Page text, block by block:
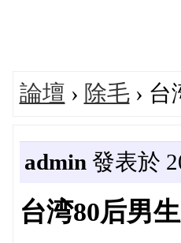
論壇 › 除毛› 台
admin 發表於
台湾80后男